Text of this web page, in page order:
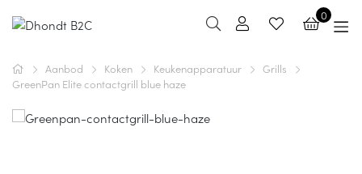
0
Aanbod Koken Keukenapparatuur
Grills
GreenPan Elite contactgrill blue haze